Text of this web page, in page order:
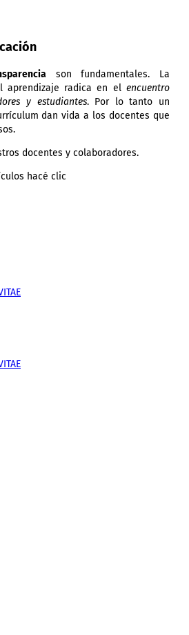
son fundamentales. La
aprendizaje radica en el encuentro
y estudiantes. Por lo tanto un
dan vida a los docentes que
docentes y colaboradores.
hacé clic